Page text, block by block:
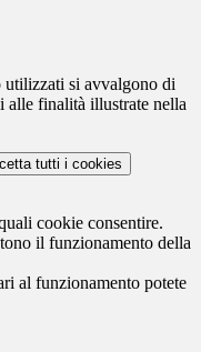
utilizzati si avvalgono di
alle finalità illustrate nella
tutti i cookies
cookie consentire.
il funzionamento della
al funzionamento potete